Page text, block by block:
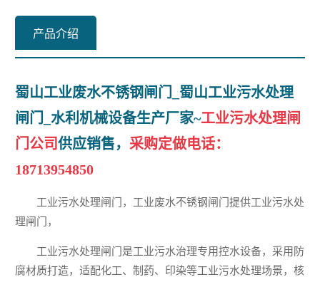
产品介绍
蜀山工业废水不锈钢闸门_蜀山工业污水处理
闸门_水利机械设备生产厂家~工业污水处理闸
门公司供应销售，采购定做电话：
18713954850
工业污水处理闸门，工业废水不锈钢闸门提供工业污水处
理闸门，
工业污水处理闸门是工业污水治理专用控水设备，采用防
腐材质打造，适配化工、制药、印染等工业污水处理场景，核